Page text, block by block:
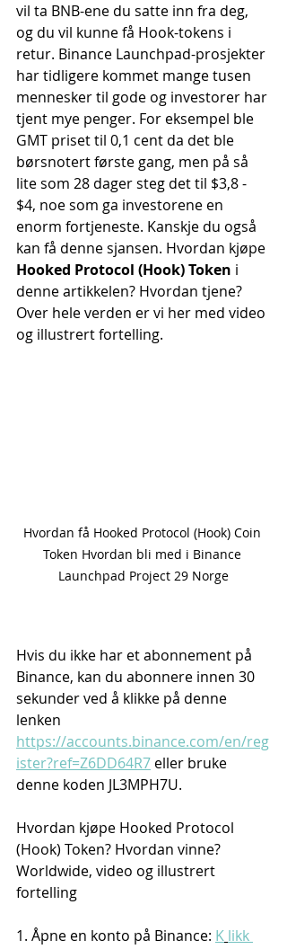
vil ta BNB-ene du satte inn fra deg,
og du vil kunne få Hook-tokens i
retur. Binance Launchpad-prosjekter
har tidligere kommet mange tusen
mennesker til gode og investorer har
tjent mye penger. For eksempel ble
GMT priset til 0,1 cent da det ble
børsnotert første gang, men på så
lite som 28 dager steg det til $3,8 -
$4, noe som ga investorene en
enorm fortjeneste. Kanskje du også
kan få denne sjansen. Hvordan kjøpe
Hooked Protocol (Hook) Token i
denne artikkelen? Hvordan tjene?
Over hele verden er vi her med video
og illustrert fortelling.
Hvordan få Hooked Protocol (Hook) Coin
Token Hvordan bli med i Binance
Launchpad Project 29 Norge
Hvis du ikke har et abonnement på
Binance, kan du abonnere innen 30
sekunder ved å klikke på denne
lenken
https://accounts.binance.com/en/reg
ister?ref=Z6DD64R7 eller bruke
denne koden JL3MPH7U.
Hvordan kjøpe Hooked Protocol
(Hook) Token? Hvordan vinne?
Worldwide, video og illustrert
fortelling
1. Åpne en konto på Binance: K likk